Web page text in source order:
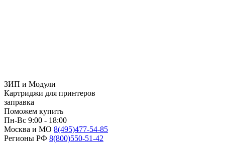
ЗИП и Модули
Картриджи для принтеров
заправка
Поможем купить
Пн-Вс 9:00 - 18:00
Москва и МО 8(495)477-54-85
Регионы РФ 8(800)550-51-42